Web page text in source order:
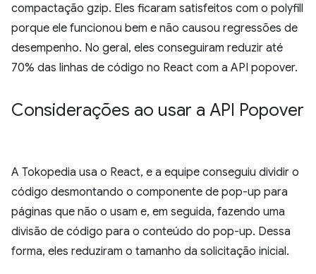
compactação gzip. Eles ficaram satisfeitos com o polyfill
porque ele funcionou bem e não causou regressões de
desempenho. No geral, eles conseguiram reduzir até
70% das linhas de código no React com a API popover.
Considerações ao usar a API Popover
A Tokopedia usa o React, e a equipe conseguiu dividir o
código desmontando o componente de pop-up para
páginas que não o usam e, em seguida, fazendo uma
divisão de código para o conteúdo do pop-up. Dessa
forma, eles reduziram o tamanho da solicitação inicial.